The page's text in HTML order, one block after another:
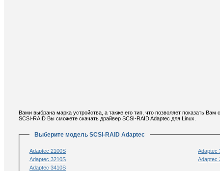
Вами выбрана марка устройства, а также его тип, что позволяет показать
SCSI-RAID Вы сможете скачать драйвер SCSI-RAID Adaptec для Linux.
Выберите модель SCSI-RAID Adaptec
Adaptec 2100S
Adaptec
Adaptec 3210S
Adaptec
Adaptec 3410S